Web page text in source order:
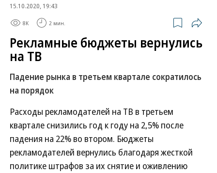
15.10.2020, 19:43
8K 2 мин.
Рекламные бюджеты вернулись
на ТВ
Падение рынка в третьем квартале сократилось
на порядок
Расходы рекламодателей на ТВ в третьем
квартале снизились год к году на 2,5% после
падения на 22% во втором. Бюджеты
рекламодателей вернулись благодаря жесткой
политике штрафов за их снятие и оживлению